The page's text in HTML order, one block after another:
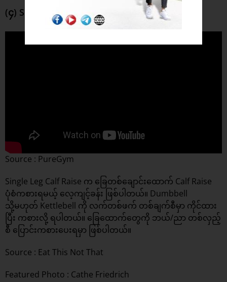
(၄) Single Leg Calf Raise
Source : PureGym
Single Leg Calf Raise က ခြေတစ်ချောင်းထောက် Calf Raise
ပုံစံကစားရမယ့် လေ့ကျင့်ခန်း ဖြစ်ပါတယ်။ Dumbbell
သို့မဟုတ် Kettlebell ကို လက်တစ်ဖက် တစ်ချက်စီမှာ ကိုင်ထား
ပြီး ကစားလို့ ရပါတယ်။ ခြေထောက်တွေကို ဘယ်/ညာ တစ်လှည့်
စီ ပြောင်းကစားပေးရမှာ ဖြစ်ပါတယ်။
Source : Eat This Not That
Featured Photo : Cathe Friedrich